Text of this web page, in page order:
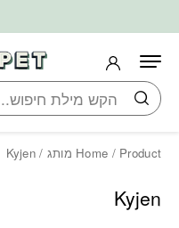
חיפוש
Home / Product מותג / Kyjen
Kyjen